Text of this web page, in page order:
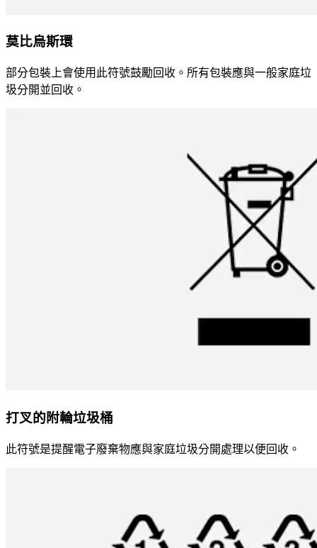
莫比烏斯環
部分包裝上會使用此符號鼓勵回收。所有包裝應與一般家庭垃
圾分開並回收。
打叉的附輪垃圾桶
此符號是提醒電子廢棄物應與家庭垃圾分開處理以便回收。